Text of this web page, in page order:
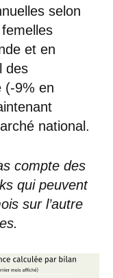
selon
et en
des
(-9% en
national.
compte des
qui peuvent
sur l’autre